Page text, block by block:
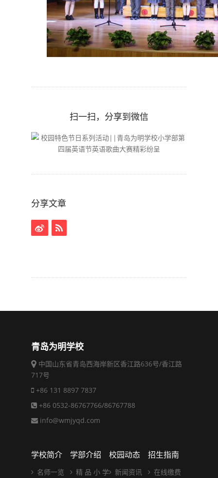
扫一扫，分享到微信
分享文章
青岛为明学校
中国山东省青岛西海岸新区香江路636号/香江路
717号
+86 131 8897 7837
+86 0532-86767766/86767788
info@wmjyqd.com
学校简介
名师一览
学部介绍
精 品 小 学
校园动态
新闻资讯
招生指南
在线缴费